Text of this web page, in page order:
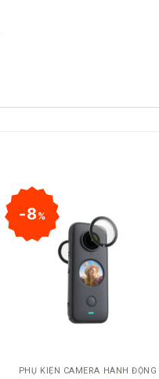
8%
PHỤ KIỆN CAMERA HÀNH ĐỘNG